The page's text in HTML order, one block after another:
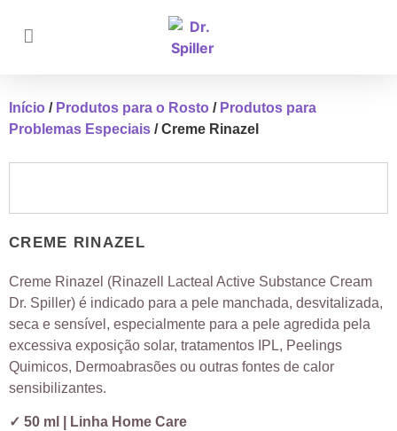
Início / Produtos para o Rosto / Produtos para
Problemas Especiais / Creme Rinazel
CREME RINAZEL
Creme Rinazel (Rinazell Lacteal Active Substance Cream
Dr. Spiller) é indicado para a pele manchada, desvitalizada,
seca e sensível, especialmente para a pele agredida pela
excessiva exposição solar, tratamentos IPL, Peelings
Quimicos, Dermoabrasões ou outras fontes de calor
sensibilizantes.
✓ 50 ml | Linha Home Care